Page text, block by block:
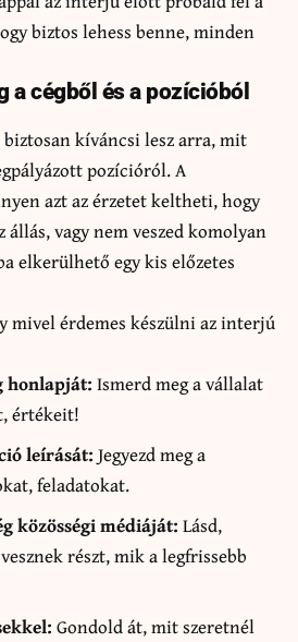
biztos lehess benne, minden
a cégből és a pozícióból
kíváncsi lesz arra, mit
pozícióról. A
azt az érzetet keltheti, hogy
állás, vagy nem veszed komolyan
elkerülhető egy kis előzetes
mivel érdemes készülni az interjú
honlapját: Ismerd meg a vállalat
értékeit!
leírását: Jegyezd meg a
feladatokat.
közösségi médiáját: Lásd,
részt, mik a legfrissebb
Gondold át, mit szeretnél